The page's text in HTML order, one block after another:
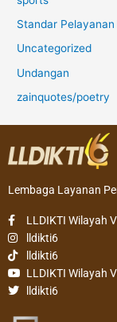
Standar Pelayanan
Uncategorized
Undangan
zainquotes/poetry
Lembaga Layanan
LLDIKTI Wilayah
lldikti6
lldikti6
LLDIKTI Wilayah
lldikti6